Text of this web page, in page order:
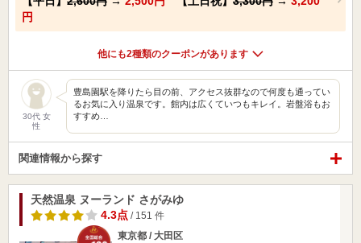
円
他にも2種類のクーポンがあります
30代 女
性
豊島園駅を降りたら目の前、アクセス抜群なので何度も通ってい
るお気に入り温泉です。館内は広くていつもキレイ。岩盤浴もお
すすめ…
関連情報から探す
天然温泉 ヌーランド さがみゆ
4.3点 / 151 件
東京都 / 大田区